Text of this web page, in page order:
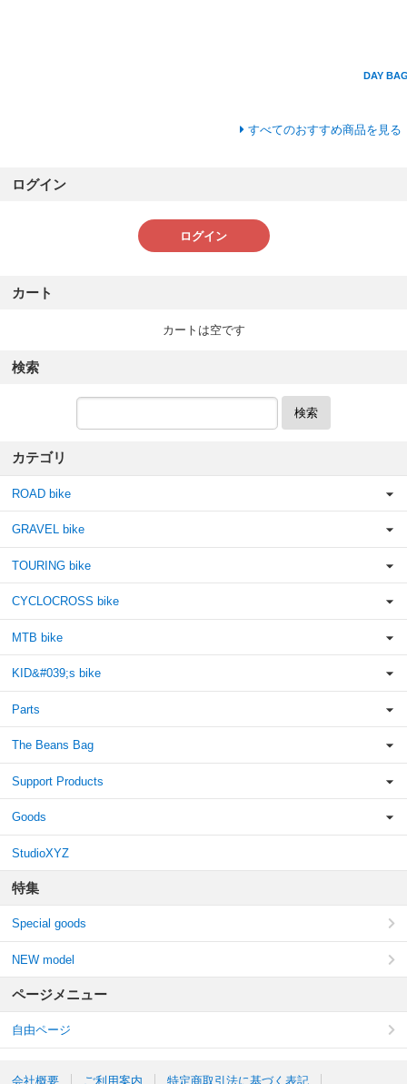
DAY
すべてのおすすめ商品を見る
ログイン
ログイン
カート
カートは空です
検索
検索
カテゴリ
ROAD bike
GRAVEL bike
TOURING bike
CYCLOCROSS bike
MTB bike
KID&#039;s bike
Parts
The Beans Bag
Support Products
Goods
StudioXYZ
特集
Special goods
NEW model
ページメニュー
自由ページ
会社概要 ご利用案内 特定商取引法に基づく表記